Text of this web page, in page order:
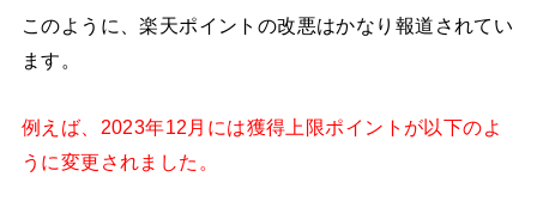
このように、楽天ポイントの改悪はかなり報道されてい
ます。
例えば、2023年12月には獲得上限ポイントが以下のよ
うに変更されました。